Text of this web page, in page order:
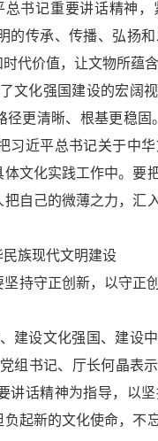
书记重要讲话精神
的传承、传播、弘扬
代价值，让文物所蕴
文化强国建设的宏阔
更清晰、根基更稳
习近平总书记关于中
文化实践工作中。要
自己的微薄之力，汇
族现代文明建设
持守正创新，以守正
建设文化强国、建设
组书记、厅长何晶表
讲话精神为指导，以
起新的文化使命，不